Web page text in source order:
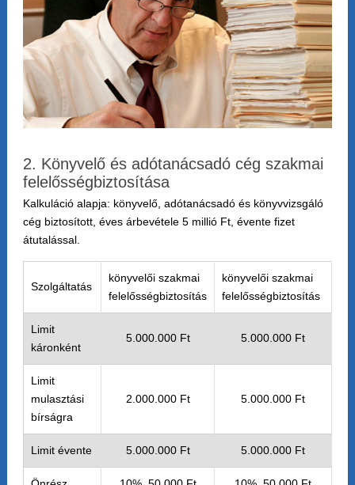
2. Könyvelő és adótanácsadó cég szakmai
felelősségbiztosítása
Kalkuláció alapja: könyvelő, adótanácsadó és könyvvizsgáló
cég biztosított, éves árbevétele 5 millió Ft, évente fizet
átutalással.
Szolgáltatás
könyvelői szakmai
felelősségbiztosítás
könyvelői szakmai
felelősségbiztosítás
Limit
káronként
5.000.000 Ft 5.000.000 Ft
Limit
mulasztási
bírságra
2.000.000 Ft 5.000.000 Ft
Limit évente 5.000.000 Ft 5.000.000 Ft